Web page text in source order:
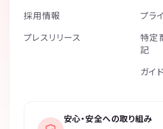
採用情報
プレスリリース
プラ
特定
記
ガイ
安心・安全への取り組み